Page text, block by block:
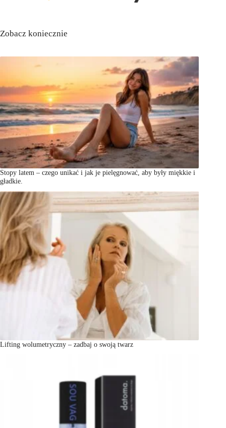
Zobacz koniecznie
Stopy latem – czego unikać i jak je pielęgnować, aby były miękkie i
gładkie.
Lifting wolumetryczny – zadbaj o swoją twarz